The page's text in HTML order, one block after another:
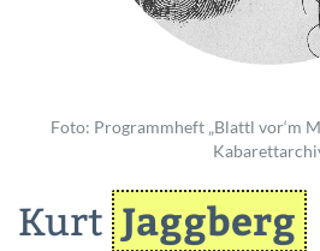
Foto: Programmheft „Blattl vor‘m
Kurt Jaggberg